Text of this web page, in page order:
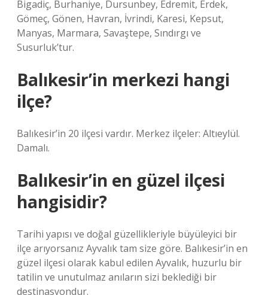
Bigadiç, Burhaniye, Dursunbey, Edremit, Erdek,
Gömeç, Gönen, Havran, İvrindi, Karesi, Kepsut,
Manyas, Marmara, Savaştepe, Sındırgı ve
Susurluk’tur.
Balıkesir’in merkezi hangi
ilçe?
Balıkesir’in 20 ilçesi vardır. Merkez ilçeler: Altıeylül.
Damalı.
Balıkesir’in en güzel ilçesi
hangisidir?
Tarihi yapısı ve doğal güzellikleriyle büyüleyici bir
ilçe arıyorsanız Ayvalık tam size göre. Balıkesir’in en
güzel ilçesi olarak kabul edilen Ayvalık, huzurlu bir
tatilin ve unutulmaz anıların sizi beklediği bir
destinasyondur.